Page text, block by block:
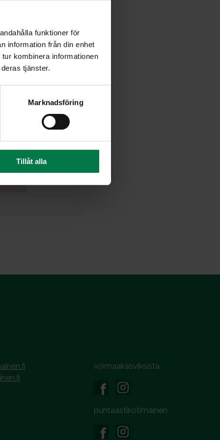
funktioner för
information från din enhet
kombinera informationen
tjänster.
Marknadsföring
Tillåt alla
voimaakasviksista
puhtaastikotimainen